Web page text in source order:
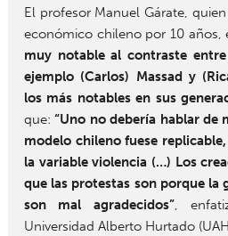
El profesor Manuel Gárate,
económico chileno por 10
muy notable al contraste
ejemplo (Carlos) Massad y
los más notables en sus
que:“Uno no debería hablar de
modelo chileno fuese
la variable violencia (…) Los
que las protestas son porque la
son mal agradecidos”,
Universidad Alberto Hurtado